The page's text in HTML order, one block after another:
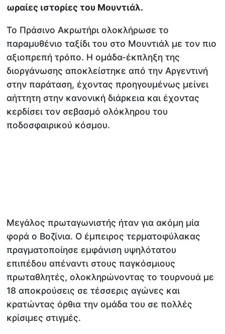
ωραίες ιστορίες του Μουντιάλ.
Το Πράσινο Ακρωτήρι ολοκλήρωσε το
παραμυθένιο ταξίδι του στο Μουντιάλ με τον πιο
αξιοπρεπή τρόπο. Η ομάδα-έκπληξη της
διοργάνωσης αποκλείστηκε από την Αργεντινή
στην παράταση, έχοντας προηγουμένως μείνει
αήττητη στην κανονική διάρκεια και έχοντας
κερδίσει τον σεβασμό ολόκληρου του
ποδοσφαιρικού κόσμου.
Μεγάλος πρωταγωνιστής ήταν για ακόμη μία
φορά ο Βοζίνια. Ο έμπειρος τερματοφύλακας
πραγματοποίησε εμφάνιση υψηλότατου
επιπέδου απέναντι στους παγκόσμιους
πρωταθλητές, ολοκληρώνοντας το τουρνουά με
18 αποκρούσεις σε τέσσερις αγώνες και
κρατώντας όρθια την ομάδα του σε πολλές
κρίσιμες στιγμές.